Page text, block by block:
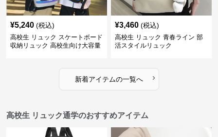
¥5,240 (税込)
高校生 リュック スケートボード
収納リュック 高校生向け大容量
¥3,460 (税込)
高校生 リュック 青春ライン 部
活スタイルリュック
新着アイテムの一覧へ ›
高校生 リュック通学のおすすめアイテム